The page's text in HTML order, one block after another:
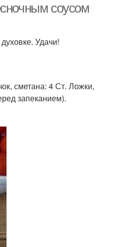
Соус с курицей
Курица в сливочном
соусе
соусом
Удачи!
сметана: 4 Ст. Ложки,
запеканием).